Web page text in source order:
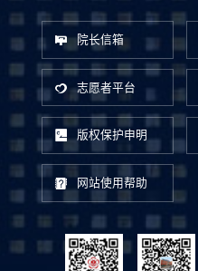
院长信箱
志愿者平台
版权保护申明
网站使用帮助